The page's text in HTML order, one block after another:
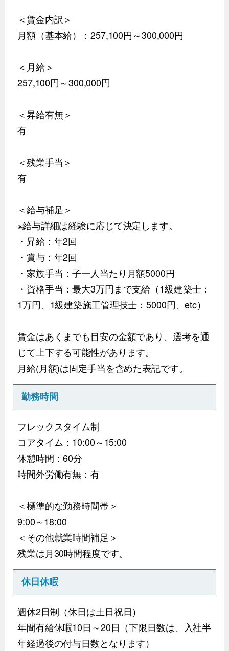
＜賃金内訳＞
月額（基本給）：257,100円～300,000円
＜月給＞
257,100円～300,000円
＜昇給有無＞
有
＜残業手当＞
有
＜給与補足＞
※給与詳細は経験に応じて決定します。
・昇給：年2回
・賞与：年2回
・家族手当：子一人当たり月額5000円
・資格手当：最大3万円まで支給（1級建築士：
1万円、1級建築施工管理技士：5000円、etc）
賃金はあくまでも目安の金額であり、選考を通
じて上下する可能性があります。
月給(月額)は固定手当を含めた表記です。
勤務時間
フレックスタイム制
コアタイム：10:00～15:00
休憩時間：60分
時間外労働有無：有
＜標準的な勤務時間帯＞
9:00～18:00
＜その他就業時間補足＞
残業は月30時間程度です。
休日休暇
週休2日制（休日は土日祝日）
年間有給休暇10日～20日（下限日数は、入社半
年経過後の付与日数となります）